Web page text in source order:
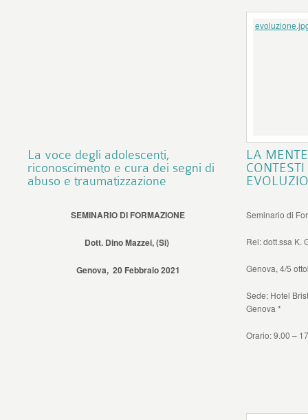
La voce degli adolescenti,
riconoscimento e cura dei segni di
abuso e traumatizzazione
SEMINARIO DI FORMAZIONE
Dott. Dino Mazzei, (Si)
Genova, 20 Febbraio 2021
LA
Seminario di
Rel: dott.ssa K.
Genova, 4/5
Sede: Hotel
Genova *
Orario: 9.00 –